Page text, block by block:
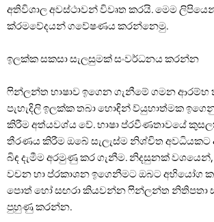
අතිවිශාල අවස්ථාවන් විවෘත කරයි. මෙම ලිපියෙන්
ක්රමවේදයන් ගවේෂණය කරන්නෙමු.
ඉලක්ක සකසා සැලසුමක් සංවර්ධනය කරන්න
ෆින්ලන්ත භාෂාව ඉගෙන ගැනීමේ ගමන ආරම්භ
පැහැදිලි ඉලක්ක තබා හොඳින් ව්යුහාත්මක
කිරීම අත්යවශ්ය වේ. භාෂා ප්රවීණතාවයේ
තීරණය කිරීම ඔබේ සැලැස්ම නිශ්චිත අවධියකට
බිඳ දැමීම අරමුණු කර ගැනීම. නිදසුනක්
වචන හා ප්රකාශන ඉගෙනීමට ඔබට අභියෝග
පොත් හෝ සඟරා කියවන්න ෆින්ලන්ත නිතිපතා
පුහුණු කරන්න.